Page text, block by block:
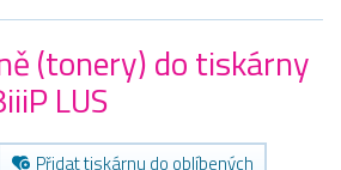
(tonery) do tiskárny
LUS
Přidat tiskárnu do oblíbených